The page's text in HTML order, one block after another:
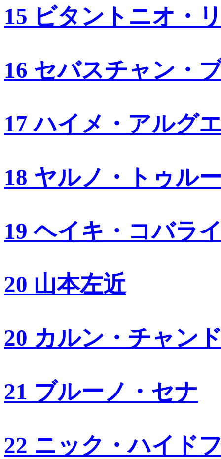
15 ビタントニオ・
16 セバスチャン・
17 ハイメ・アルグ
18 ヤルノ・トゥル
19 ヘイキ・コバラ
20 山本左近
20 カルン・チャン
21 ブルーノ・セナ
22 ニック・ハイド